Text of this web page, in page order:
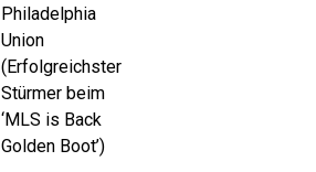
Philadelphia
Union
(Erfolgreichster
Stürmer beim
‘MLS is Back
Golden Boot’)